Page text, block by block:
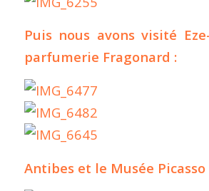
Puis nous avons visité
parfumerie Fragonard :
Antibes et le Musée Picasso